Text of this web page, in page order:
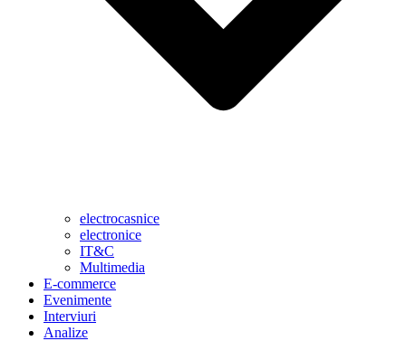
electrocasnice
electronice
IT&C
Multimedia
E-commerce
Evenimente
Interviuri
Analize